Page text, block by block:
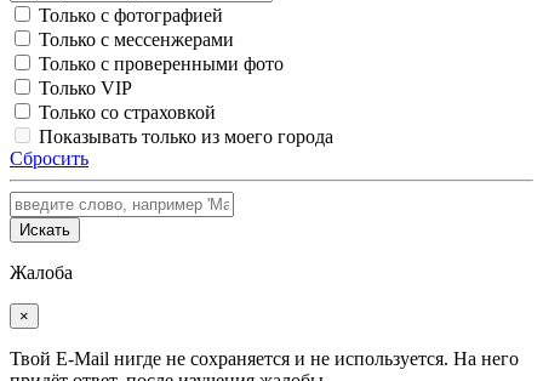
Только с фотографией
Только с мессенжерами
Только с проверенными фото
Только VIP
Только со страховкой
Показывать только из моего города
Сбросить
Искать
Жалоба
×
Твой E-Mail нигде не сохраняется и не используется. На него